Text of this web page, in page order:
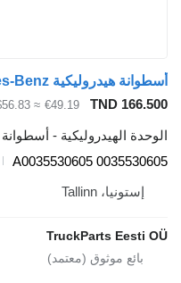
€49.19
≈ $56.83
- أسطوانة هيدروليكية
A0035530605
ديزل / مازوت